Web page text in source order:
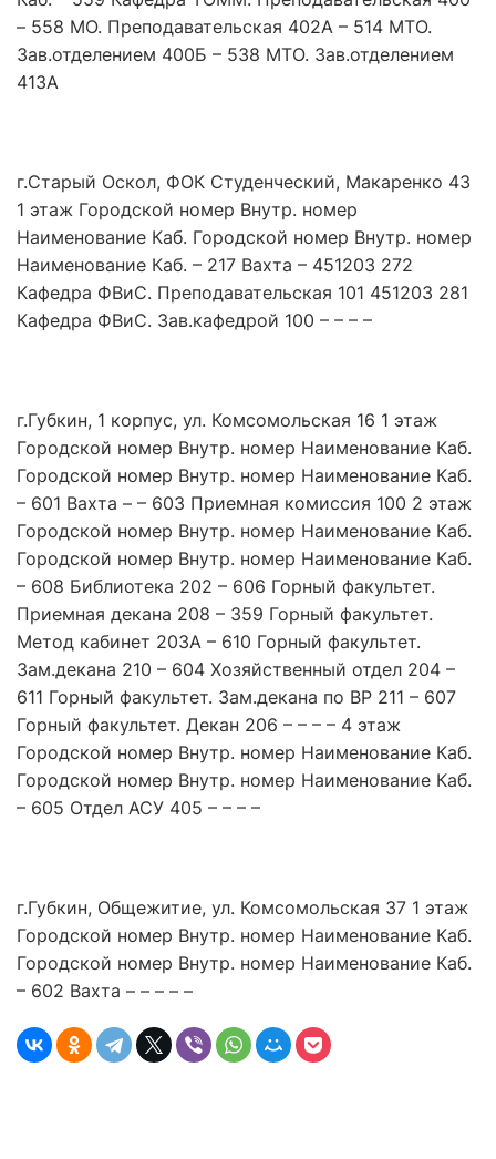
– 558 МО. Преподавательская 402А – 514 МТО.
Зав.отделением 400Б – 538 МТО. Зав.отделением
413А
г.Старый Оскол, ФОК Студенческий, Макаренко 43
1 этаж Городской номер Внутр. номер
Наименование Каб. Городской номер Внутр. номер
Наименование Каб. – 217 Вахта – 451203 272
Кафедра ФВиС. Преподавательская 101 451203 281
Кафедра ФВиС. Зав.кафедрой 100 – – – –
г.Губкин, 1 корпус, ул. Комсомольская 16 1 этаж
Городской номер Внутр. номер Наименование Каб.
Городской номер Внутр. номер Наименование Каб.
– 601 Вахта – – 603 Приемная комиссия 100 2 этаж
Городской номер Внутр. номер Наименование Каб.
Городской номер Внутр. номер Наименование Каб.
– 608 Библиотека 202 – 606 Горный факультет.
Приемная декана 208 – 359 Горный факультет.
Метод кабинет 203А – 610 Горный факультет.
Зам.декана 210 – 604 Хозяйственный отдел 204 –
611 Горный факультет. Зам.декана по ВР 211 – 607
Горный факультет. Декан 206 – – – – 4 этаж
Городской номер Внутр. номер Наименование Каб.
Городской номер Внутр. номер Наименование Каб.
– 605 Отдел АСУ 405 – – – –
г.Губкин, Общежитие, ул. Комсомольская 37 1 этаж
Городской номер Внутр. номер Наименование Каб.
Городской номер Внутр. номер Наименование Каб.
– 602 Вахта – – – – –